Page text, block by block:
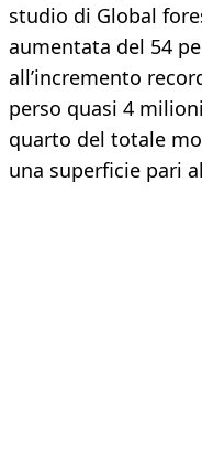
studio di Global
aumentata del 54
all’incremento
perso quasi 4
quarto del totale
una superficie pari